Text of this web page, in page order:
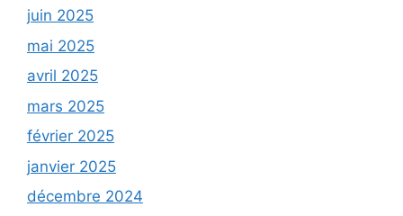
juin 2025
mai 2025
avril 2025
mars 2025
février 2025
janvier 2025
décembre 2024